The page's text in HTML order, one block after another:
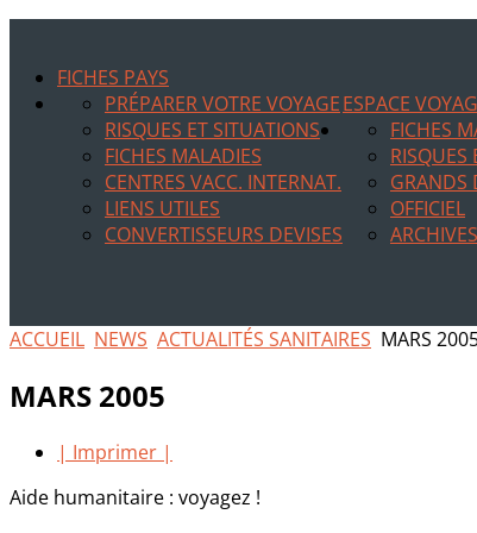
FICHES PAYS
ESPACE
PRÉPARER VOTRE VOYAGE
RISQUES ET SITUATIONS
FICHES MALADIES
CENTRES VACC. INTERNAT.
LIENS UTILES
CONVERTISSEURS DEVISES
FICHES
RISQUES
GRANDS
OFFICIEL
ACCUEIL NEWS ACTUALITÉS SANITAIRES MARS
MARS 2005
| Imprimer |
Aide humanitaire : voyagez !